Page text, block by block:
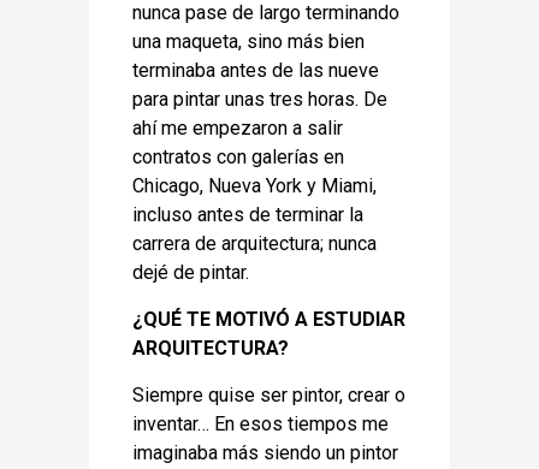
nunca pase de largo terminando
una maqueta, sino más bien
terminaba antes de las nueve
para pintar unas tres horas. De
ahí me empezaron a salir
contratos con galerías en
Chicago, Nueva York y Miami,
incluso antes de terminar la
carrera de arquitectura; nunca
dejé de pintar.
¿QUÉ TE MOTIVÓ A ESTUDIAR
ARQUITECTURA?
Siempre quise ser pintor, crear o
inventar… En esos tiempos me
imaginaba más siendo un pintor